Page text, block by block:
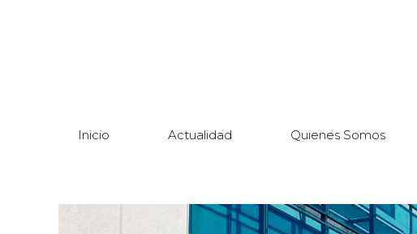
Inicio Actualidad Quienes Somos